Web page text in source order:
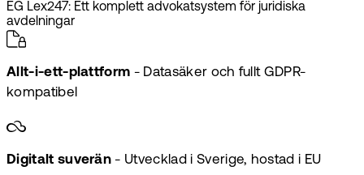
EG Lex247: Ett komplett advokatsystem för juridiska
avdelningar
Allt-i-ett-plattform - Datasäker och fullt GDPR-
kompatibel
Digitalt suverän - Utvecklad i Sverige, hostad i EU